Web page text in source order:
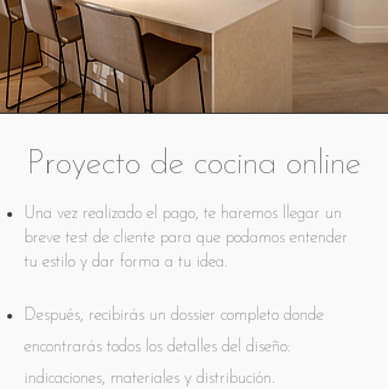
Proyecto de cocina online
Una vez realizado el pago, te haremos llegar un
breve test de cliente para que podamos entender
tu estilo y dar forma a tu idea.
Después, recibirás un dossier completo donde
encontrarás todos los detalles del diseño:
indicaciones, materiales y distribución.